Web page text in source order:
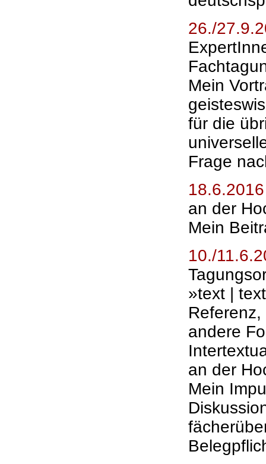
26./
Mein
für die
Frage
18.6.2016
an der
Mein
10./
»text |
andere
an der
Mein